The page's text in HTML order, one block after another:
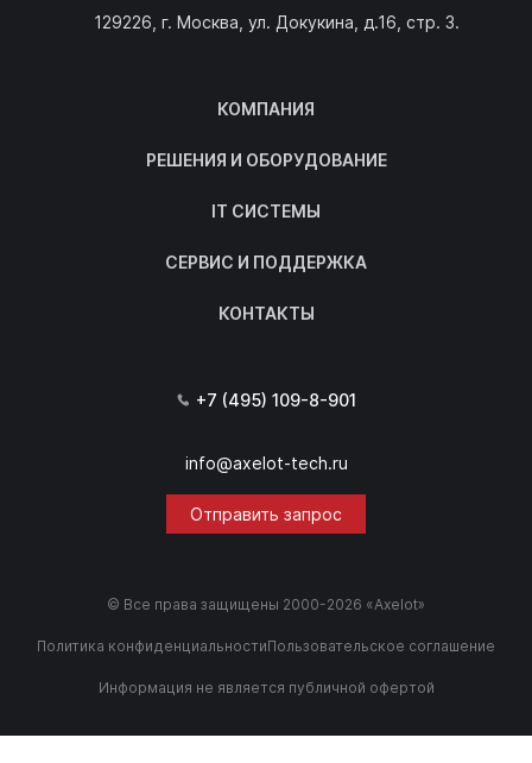
129226, г. Москва, ул. Докукина, д.16, стр. 3.
КОМПАНИЯ
РЕШЕНИЯ И ОБОРУДОВАНИЕ
IT СИСТЕМЫ
СЕРВИС И ПОДДЕРЖКА
КОНТАКТЫ
+7 (495) 109-8-901
info@axelot-tech.ru
Отправить запрос
© Все права защищены 2000-2026 «Axelot»
Политика конфиденциальностиПользовательское соглашение
Информация не является публичной офертой